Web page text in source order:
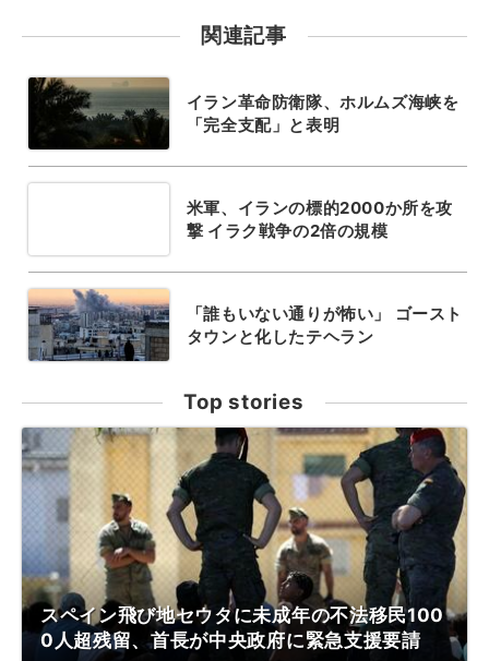
関連記事
イラン革命防衛隊、ホルムズ海峡を
「完全支配」と表明
米軍、イランの標的2000か所を攻
撃 イラク戦争の2倍の規模
「誰もいない通りが怖い」 ゴースト
タウンと化したテヘラン
Top stories
スペイン飛び地セウタに未成年の不法移民100
0人超残留、首長が中央政府に緊急支援要請